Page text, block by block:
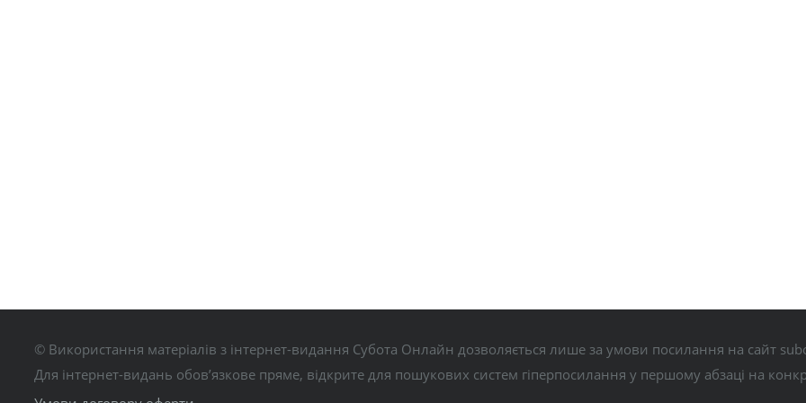
© Використання матеріалів з інтернет-видання Субота Онлайн дозволяється лише за умови посилання на сайт
Для інтернет-видань обов’язкове пряме, відкрите для пошукових систем гіперпосилання у першому абзаці на